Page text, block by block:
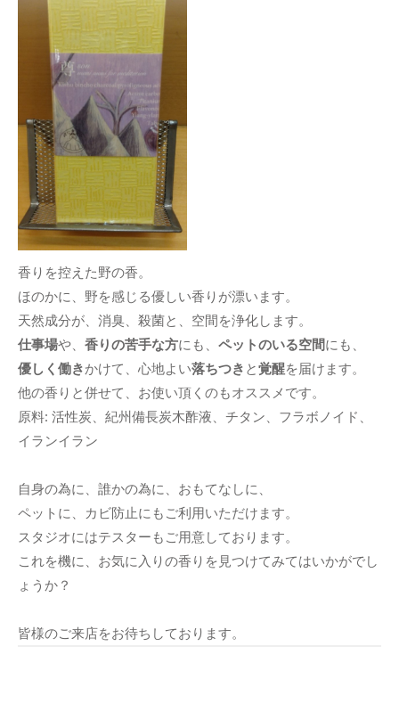
香りを控えた野の香。
ほのかに、野を感じる優しい香りが漂います。
天然成分が、消臭、殺菌と、空間を浄化します。
仕事場や、 香りの苦手な方にも、 ペットのいる空間にも、
優しく働きかけて、心地よい落ちつき と覚醒を届けます。
他の香りと併せて、お使い頂くのもオススメ です。
原料: 活性炭、紀州備長炭木酢液、チタン、フラボノイド、
イランイラン
自身の為に、誰かの為に、おもてなしに、
ペットに、カビ防止にもご利用いただけます。
スタジオにはテスターもご用意しております。
これを機に、お気に入りの香りを見つけてみてはいかがでし
ょうか？
皆様のご来店をお待ちしております。